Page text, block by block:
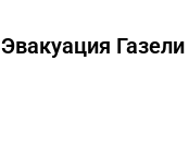
Эвакуация Газели